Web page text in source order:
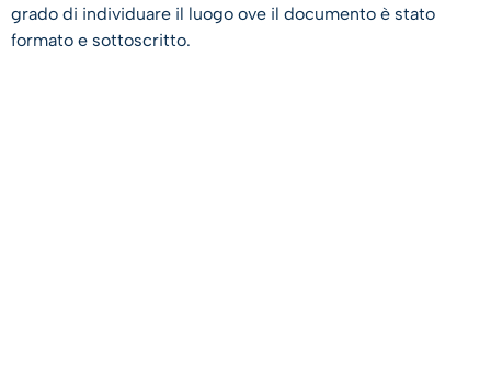
grado di individuare il luogo ove il documento è stato
formato e sottoscritto.